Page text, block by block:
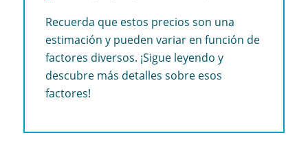
Recuerda que estos precios son una
estimación y pueden variar en función de
factores diversos. ¡Sigue leyendo y
descubre más detalles sobre esos
factores!